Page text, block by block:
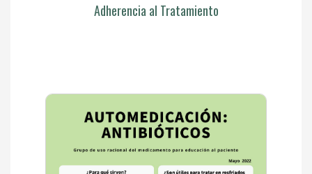
Adherencia al Tratamiento